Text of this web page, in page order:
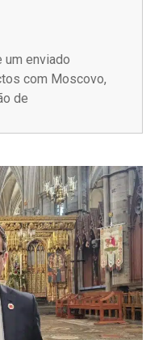
um enviado
com Moscovo,
de